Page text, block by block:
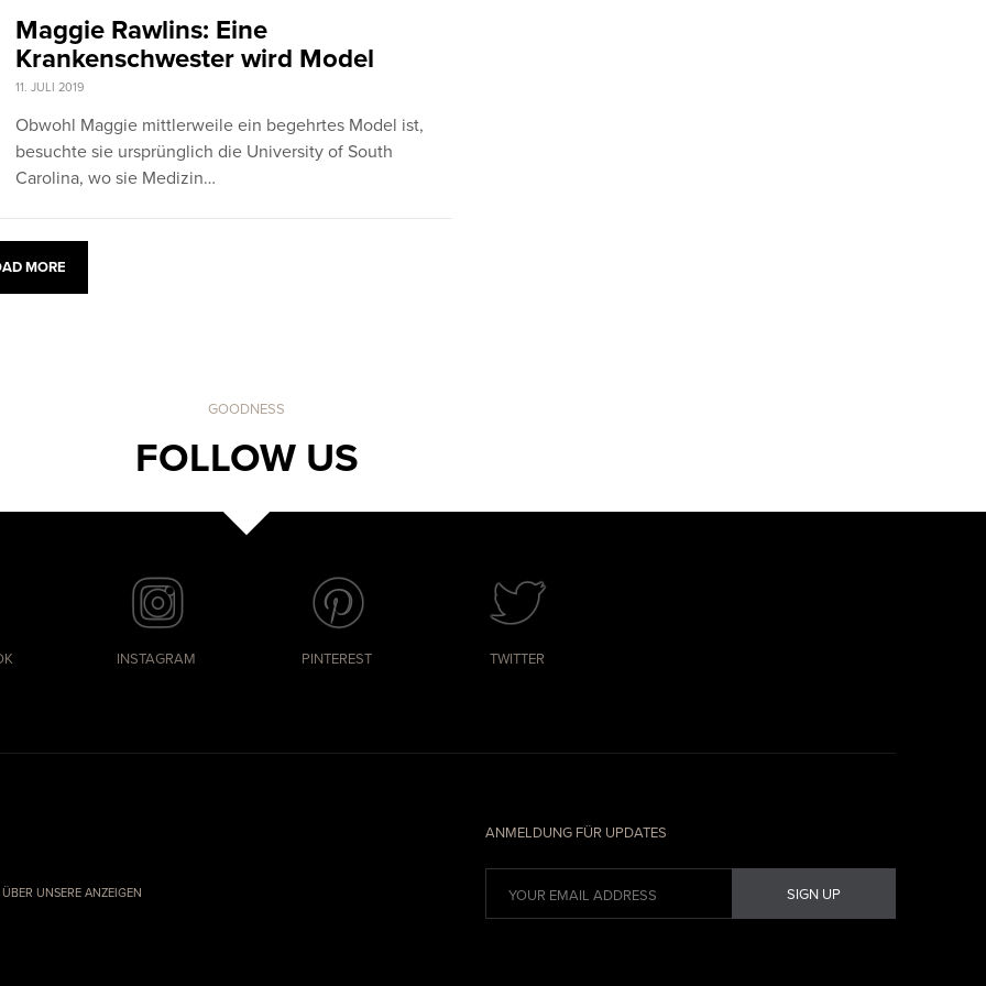
Maggie Rawlins: Eine
Krankenschwester wird Model
11. JULI 2019
Obwohl Maggie mittlerweile ein begehrtes Model ist,
besuchte sie ursprünglich die University of South
Carolina, wo sie Medizin…
MORE
GOODNESS
FOLLOW US
INSTAGRAM PINTEREST TWITTER
ÜBER UNSERE ANZEIGEN
ANMELDUNG FÜR UPDATES